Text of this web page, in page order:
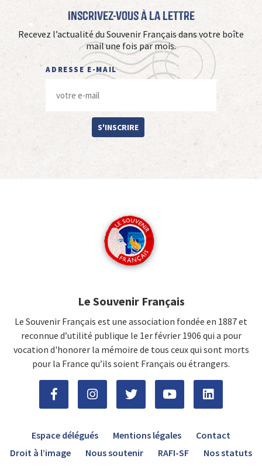
Inscrivez-vous à La Lettre
Recevez l’actualité du Souvenir Français dans votre boîte
mail une fois par mois.
ADRESSE E-MAIL
S'INSCRIRE
Le Souvenir Français
Le Souvenir Français est une association fondée en 1887 et
reconnue d’utilité publique le 1er février 1906 qui a pour
vocation d'honorer la mémoire de tous ceux qui sont morts
pour la France qu’ils soient Français ou étrangers.
Espace délégués Mentions légales
Contact
Droit à l’image
Nous soutenir RAFI-SF Nos statuts